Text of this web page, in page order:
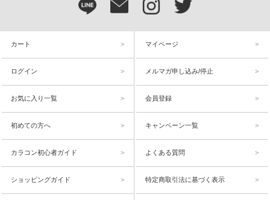
カート マイページ
ログイン メルマガ申し込み/停止
お気に入り一覧 会員登録
初めての方へ キャンペーン一覧
カラコン初心者ガイド よくある質問
ショッピングガイド 特定商取引法に基づく表示